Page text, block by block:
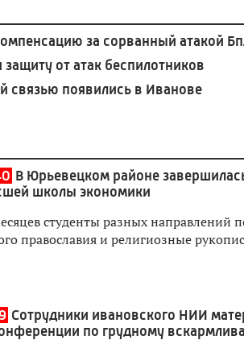
за сорванный атакой
от атак беспилотников
связью появились в Иванове
В Юрьевецком районе
школы экономики
студенты разных направлений
православия и религиозные
Сотрудники ивановского НИИ
по грудному